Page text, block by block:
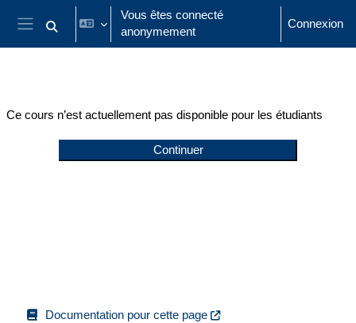
Passer au contenu principal
Panneau latéral
Activer/désactiver la saisie de recherche
Vous êtes connecté
anonymement
Connexion
Ce cours n’est actuellement pas disponible pour les étudiants
Continuer
Documentation pour cette page